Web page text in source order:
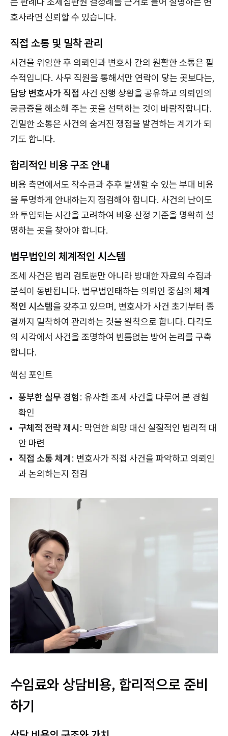
호사라면 신뢰할 수 있습니다.
직접 소통 및 밀착 관리
사건을 위임한 후 의뢰인과 변호사 간의 원활한 소통은 필
수적입니다. 사무 직원을 통해서만 연락이 닿는 곳보다는,
담당 변호사가 직접 사건 진행 상황을 공유하고 의뢰인의
궁금증을 해소해 주는 곳을 선택하는 것이 바람직합니다.
긴밀한 소통은 사건의 숨겨진 쟁점을 발견하는 계기가 되
기도 합니다.
합리적인 비용 구조 안내
비용 측면에서도 착수금과 추후 발생할 수 있는 부대 비용
을 투명하게 안내하는지 점검해야 합니다. 사건의 난이도
와 투입되는 시간을 고려하여 비용 산정 기준을 명확히 설
명하는 곳을 찾아야 합니다.
법무법인의 체계적인 시스템
조세 사건은 법리 검토뿐만 아니라 방대한 자료의 수집과
분석이 동반됩니다. 법무법인태하는 의뢰인 중심의 체계
적인 시스템을 갖추고 있으며, 변호사가 사건 초기부터 종
결까지 밀착하여 관리하는 것을 원칙으로 합니다. 다각도
의 시각에서 사건을 조명하여 빈틈없는 방어 논리를 구축
합니다.
핵심 포인트
풍부한 실무 경험: 유사한 조세 사건을 다루어 본 경험
확인
구체적 전략 제시: 막연한 희망 대신 실질적인 법리적 대
안 마련
직접 소통 체계: 변호사가 직접 사건을 파악하고 의뢰인
과 논의하는지 점검
수임료와 상담비용, 합리적으로 준비
하기